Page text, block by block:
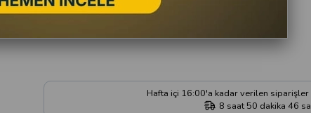
Hafta içi 16:00'a kadar verilen siparişler
8 saat 50 dakika 44